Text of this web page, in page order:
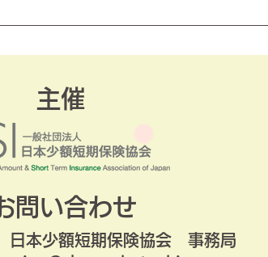
主催
問い合わせ
日本少額短期保険協会 事務局